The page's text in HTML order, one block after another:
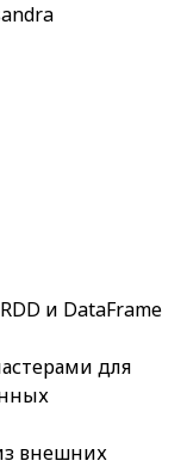
и DataFrame
для
внешних